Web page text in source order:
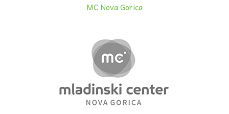
MC Nova Gorica